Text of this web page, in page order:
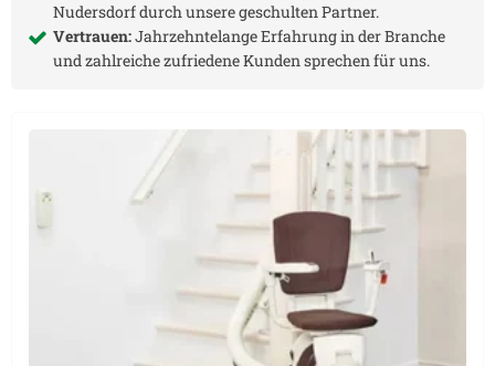
Nudersdorfdurch unsere geschulten Partner.
Vertrauen:Jahrzehntelange Erfahrung in der Branche
und zahlreiche zufriedene Kunden sprechen für uns.